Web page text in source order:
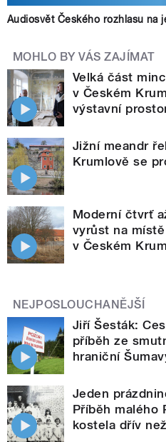
Audiosvět Českého rozhlasu na
MOHLO BY VÁS ZAJÍMAT
Velká část
v Českém
výstavní
Jižní meandr
Krumlově se
Moderní čtvrť
vyrůst na
v Českém
NEJPOSLOUCHANĚJŠÍ
Jiří Šesták:
příběh ze
hraniční
Jeden
Příběh malého
kostela dřív